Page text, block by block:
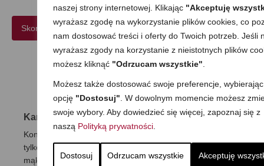
naszej strony internetowej. Klikając "Akceptuję
wyrażasz zgodę na wykorzystanie plików cookies, co
nam dostosować treści i oferty do Twoich potrzeb. Jeśli
wyrażasz zgody na korzystanie z nieistotnych plików
możesz kliknąć "Odrzucam wszystkie"
Możesz także dostosować swoje preferencje, wybierając
opcję "Dostosuj" . W dowolnym momencie możesz
swoje wybory. Aby dowiedzieć się więcej, zapoznaj się z
naszą Polityką prywatności.
Dostosuj Odrzucam wszystkie Akceptuję
7 komentarzy
Karina 30 marca 2018 |Odpowiedz
Koncepcja na takie rybne nuggetsy bardzo fajna, maż
tylko marudzil ze paniery za dużo jak tak na przemian jest
mąka jajo mąka. Kolejny raz zrobiłam w samej mące